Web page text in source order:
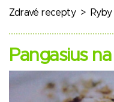
Zdravé recepty> Ryby
Pangasius